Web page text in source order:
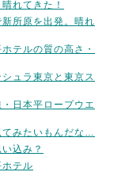
れてきた！
所原を出発。晴れ
テルの質の高さ・
ュラ東京と東京ス
日本平ロープウエ
てみたいもんだな…
込み？
テル